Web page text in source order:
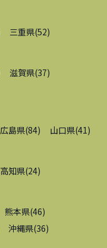
三重県(52)
滋賀県(37)
広島県(84) 山口県(41 )
高知県(24)
熊本県(46)
沖縄県(36)